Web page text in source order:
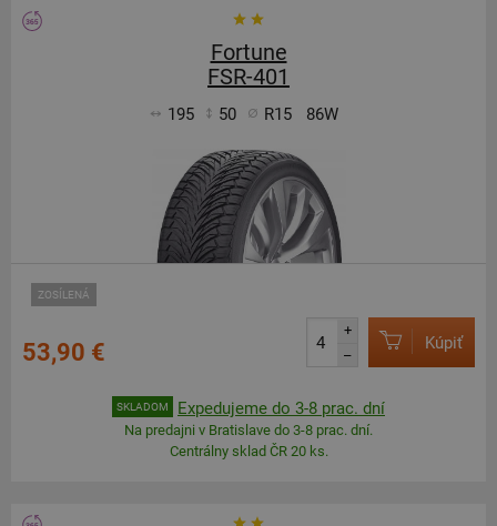
Fortune
FSR-401
195 50 R15 86W
ZOSÍLENÁ
53,90 €
+
–
Kúpiť
SKLADOM Expedujeme do 3-8 prac. dní
Na predajni v Bratislave do 3-8 prac. dní.
Centrálny sklad ČR 20 ks.